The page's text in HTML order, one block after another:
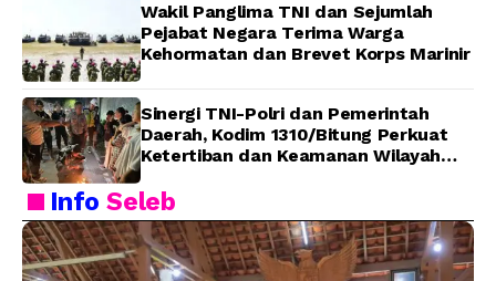
Wakil Panglima TNI dan Sejumlah
Pejabat Negara Terima Warga
Kehormatan dan Brevet Korps Marinir
Sinergi TNI-Polri dan Pemerintah
Daerah, Kodim 1310/Bitung Perkuat
Ketertiban dan Keamanan Wilayah
InfoSeleb